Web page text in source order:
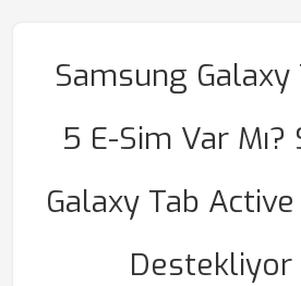
Samsung Galaxy
5 E-Sim Var
Galaxy Tab
Destekliyor